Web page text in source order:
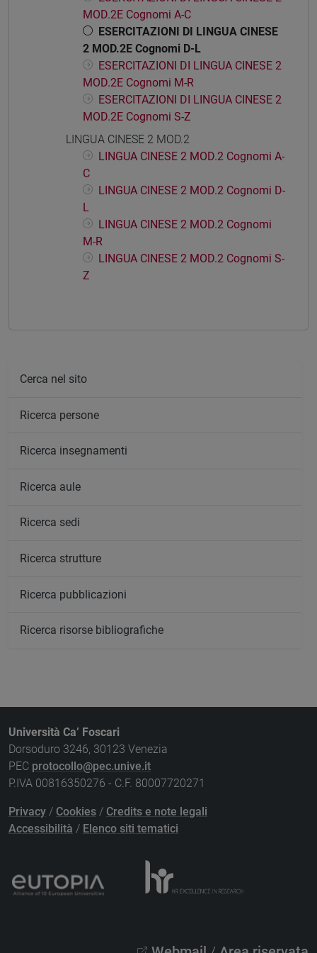
MOD.2E Cognomi A-C
ESERCITAZIONI DI LINGUA CINESE
2 MOD.2E Cognomi D-L
ESERCITAZIONI DI LINGUA CINESE 2
MOD.2E Cognomi M-R
ESERCITAZIONI DI LINGUA CINESE 2
MOD.2E Cognomi S-Z
LINGUA CINESE 2 MOD.2
LINGUA CINESE 2 MOD.2 Cognomi A-
C
LINGUA CINESE 2 MOD.2 Cognomi D-
L
LINGUA CINESE 2 MOD.2 Cognomi
M-R
LINGUA CINESE 2 MOD.2 Cognomi S-
Z
Cerca nel sito
Ricerca persone
Ricerca insegnamenti
Ricerca aule
Ricerca sedi
Ricerca strutture
Ricerca pubblicazioni
Ricerca risorse bibliografiche
Università Ca’ Foscari
Dorsoduro 3246, 30123 Venezia
PEC protocollo@pec.unive.it
P.IVA 00816350276 - C.F. 80007720271
Privacy / Cookies / Credits e note legali
Accessibilità / Elenco siti tematici